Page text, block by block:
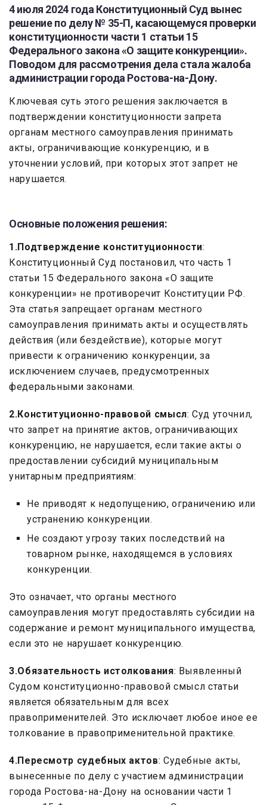
4 июля 2024 года Конституционный Суд вынес
решение по делу № 35-П, касающемуся проверки
конституционности части 1 статьи 15
Федерального закона «О защите конкуренции».
Поводом для рассмотрения дела стала жалоба
администрации города Ростова-на-Дону.
Ключевая суть этого решения заключается в
подтверждении конституционности запрета
органам местного самоуправления принимать
акты, ограничивающие конкуренцию, и в
уточнении условий, при которых этот запрет не
нарушается.
Основные положения решения:
1.Подтверждение конституционности:
Конституционный Суд постановил, что часть 1
статьи 15 Федерального закона «О защите
конкуренции» не противоречит Конституции РФ.
Эта статья запрещает органам местного
самоуправления принимать акты и осуществлять
действия (или бездействие), которые могут
привести к ограничению конкуренции, за
исключением случаев, предусмотренных
федеральными законами.
2.Конституционно-правовой смысл: Суд уточнил,
что запрет на принятие актов, ограничивающих
конкуренцию, не нарушается, если такие акты о
предоставлении субсидий муниципальным
унитарным предприятиям:
Не приводят к недопущению, ограничению или
устранению конкуренции.
Не создают угрозу таких последствий на
товарном рынке, находящемся в условиях
конкуренции.
Это означает, что органы местного
самоуправления могут предоставлять субсидии на
содержание и ремонт муниципального имущества,
если это не нарушает конкуренцию.
3.Обязательность истолкования: Выявленный
Судом конституционно-правовой смысл статьи
является обязательным для всех
правоприменителей. Это исключает любое иное ее
толкование в правоприменительной практике.
4.Пересмотр судебных актов: Судебные акты,
вынесенные по делу с участием администрации
города Ростова-на-Дону на основании части 1